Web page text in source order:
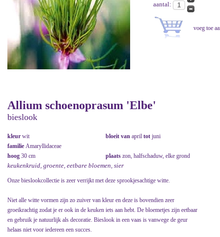
aantal:
Allium schoenoprasum 'Elbe'
bieslook
kleur wit bloeit van april tot juni
familie Amaryllidaceae
hoog 30 cm plaats zon, halfschaduw, elke grond
keukenkruid, groente, eetbare bloemen, sier
Onze bieslookcollectie is zeer verrijkt met deze sprookjesachtige witte.
Niet alle witte vormen zijn zo zuiver van kleur en deze is bovendien zeer
groeikrachtig zodat je er ook in de keuken iets aan hebt. De bloemetjes zijn eetbaar
en gebruik je natuurlijk als decoratie. Bieslook in een vaas is vanwege de geur
helaas niet voor iedereen een succes.